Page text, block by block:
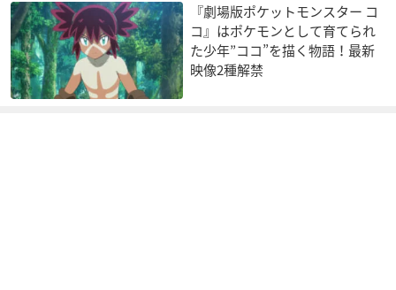
『劇場版ポケットモンスター コ
コ』はポケモンとして育てられ
た少年”ココ”を描く物語！最新
映像2種解禁